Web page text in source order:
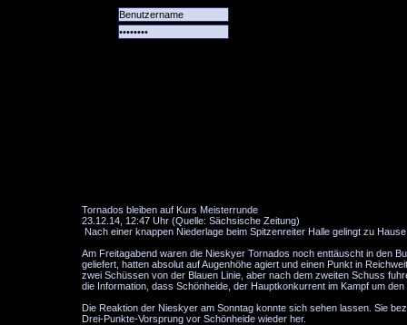
Tornados bleiben auf Kurs Meisterrunde
23.12.14, 12:47 Uhr (Quelle: Sächsische Zeitung)
Nach einer knappen Niederlage beim Spitzenreiter Halle gelingt zu
Am Freitagabend waren die Nieskyer Tornados noch enttäuscht in den
geliefert, hatten absolut auf Augenhöhe agiert und einen Punkt in
zwei Schüssen von der Blauen Linie, aber nach dem zweiten Schuss
die Information, dass Schönheide, der Hauptkonkurrent im Kampf um
Die Reaktion der Nieskyer am Sonntag konnte sich sehen lassen. Sie
Drei-Punkte-Vorsprung vor Schönheide wieder her.